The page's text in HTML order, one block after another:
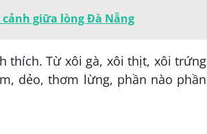
giữa lòng Đà Nẵng
thích. Từ xôi gà, xôi thịt, xôi trứng
dẻo, thơm lừng, phần nào phần